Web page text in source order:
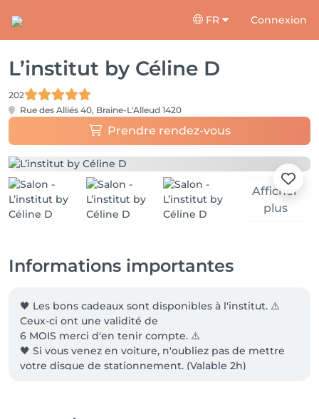
FR Connexion
L’institut by Céline D
202
Rue des Alliés 40, Braine-L'Alleud 1420
Prendre rendez-vous
Afficher
plus
Informations importantes
🖤 Les bons cadeaux sont disponibles à l'institut. ⚠️
Ceux-ci ont une validité de
6 MOIS merci d'en tenir compte. ⚠️
🖤 Si vous venez en voiture, n'oubliez pas de mettre
votre disque de stationnement. (Valable 2h)